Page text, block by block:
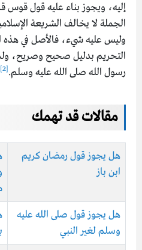
إليه، ويجوز بناء عليه قول قوس
الجملة لا يخالف الشريعة
وليس عليه شيء، فالأصل في هذه
التحريم بدليل صحيح وصريح،
رسول الله صلى الله عليه وسلم.[2]
مقالات قد تهمك
هل يجوز قول رمضان كريم
ابن باز
هل يجوز قول صلى الله عليه
وسلم لغير النبي